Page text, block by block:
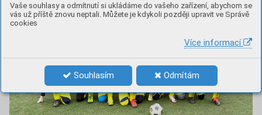
Vaše souhlasy a odmítnutí si ukládáme do vašeho zařízení, abychom se
vás už příště znovu neptali. Můžete je kdykoli později upravit ve Správě
cookies
Více informací
Souhlasím Odmítám